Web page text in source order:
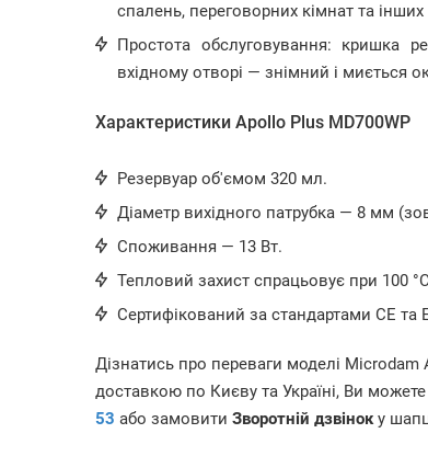
спалень, переговорних кімнат та
Простота обслуговування: кришка
вхідному отворі — знімний і миється
Характеристики Apollo Plus MD700WP
Резервуар об'ємом 320 мл.
Діаметр вихідного патрубка — 8 мм
Споживання — 13 Вт.
Тепловий захист спрацьовує при 100
Сертифікований за стандартами CE та
Дізнатись про переваги моделі Microdam
доставкою по Києву та Україні, Ви
53 або замовити Зворотній дзвіноку